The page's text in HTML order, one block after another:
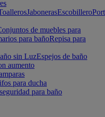
JabonerasEscobillero
de muebles para
para bañoRepisa para
sin LuzEspejos de baño
aumento
para ducha
para baño